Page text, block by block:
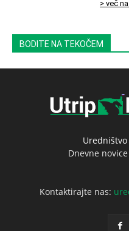
> več
BODITE NA TEKOČEM
Dnevne
Kontaktirajte nas: